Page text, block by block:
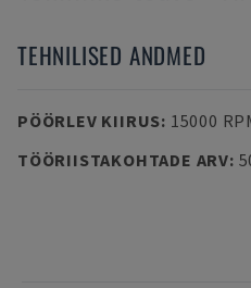
TEHNILISED ANDMED
PÖÖRLEV KIIRUS: 15000
TÖÖRIISTAKOHTADE ARV: